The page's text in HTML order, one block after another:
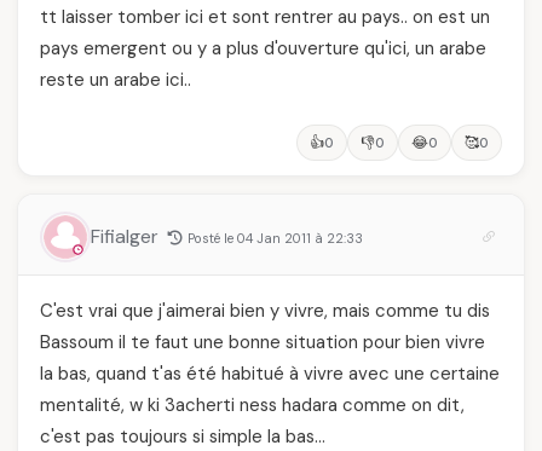
tt laisser tomber ici et sont rentrer au pays.. on est un
pays emergent ou y a plus d'ouverture qu'ici, un arabe
reste un arabe ici..
👍0 👎0 😂0 🥰0
Fifialger Posté le 04 Jan 2011 à 22:33
C'est vrai que j'aimerai bien y vivre, mais comme tu dis
Bassoum il te faut une bonne situation pour bien vivre
la bas, quand t'as été habitué à vivre avec une certaine
mentalité, w ki 3acherti ness hadara comme on dit,
c'est pas toujours si simple la bas…